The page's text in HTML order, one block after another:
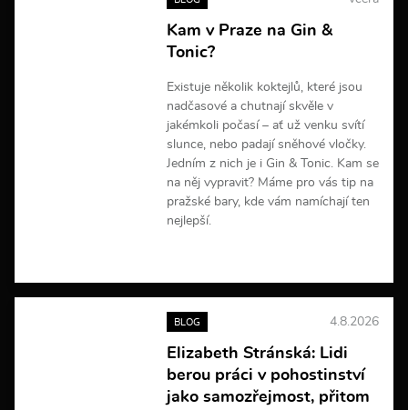
í
Kam v Praze na Gin &
Tonic?
Existuje několik koktejlů, které jsou
nadčasové a chutnají skvěle v
jakémkoli počasí – ať už venku svítí
slunce, nebo padají sněhové vločky.
Jedním z nich je i Gin & Tonic. Kam se
na něj vypravit? Máme pro vás tip na
pražské bary, kde vám namíchají ten
nejlepší.
e
i
f
o
r
BLOG 4.8.2026
Elizabeth Stránská: Lidi
berou práci v pohostinství
jako samozřejmost, přitom